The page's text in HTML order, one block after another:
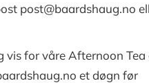
post@baardshaug.no
vis for våre Afternoon Tea
et døgn før